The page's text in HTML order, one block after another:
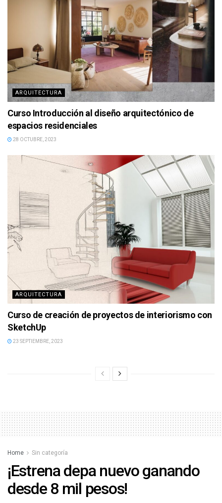
ARQUITECTURA
Curso Introducción al diseño arquitectónico de
espacios residenciales
28 OCTUBRE, 2023
ARQUITECTURA
Curso de creación de proyectos de interiorismo con
SketchUp
23 SEPTIEMBRE, 2023
Home Sin categoría
¡Estrena depa nuevo ganando
desde 8 mil pesos!